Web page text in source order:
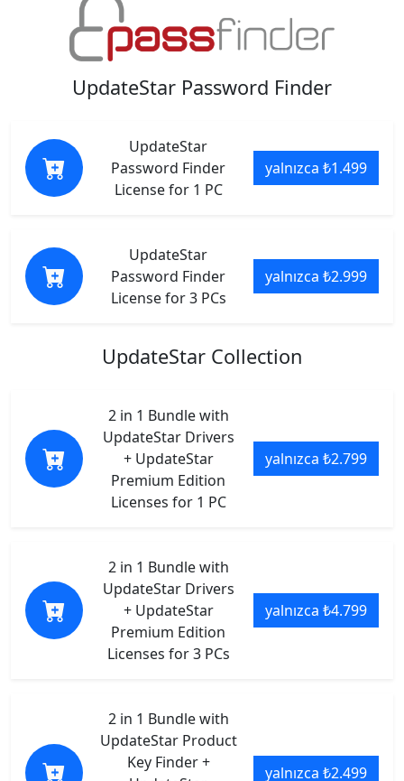
UpdateStar Password Finder
UpdateStar
Password Finder
License for 1 PC
yalnızca ₺1.499
UpdateStar
Password Finder
License for 3 PCs
yalnızca ₺2.999
UpdateStar Collection
2 in 1 Bundle with
UpdateStar Drivers
+ UpdateStar
Premium Edition
Licenses for 1 PC
yalnızca ₺2.799
2 in 1 Bundle with
UpdateStar Drivers
+ UpdateStar
Premium Edition
Licenses for 3 PCs
yalnızca ₺4.799
2 in 1 Bundle with
UpdateStar Product
Key Finder +
yalnızca ₺2.499